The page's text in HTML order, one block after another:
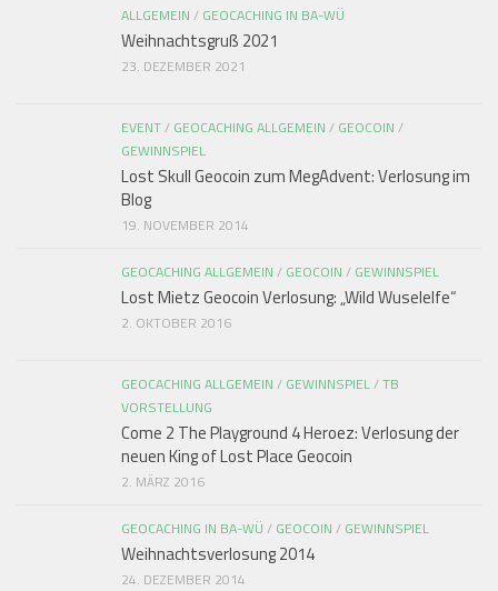
ALLGEMEIN / GEOCACHING IN BA-WÜ
Weihnachtsgruß 2021
23. DEZEMBER 2021
EVENT/ GEOCACHING ALLGEMEIN / GEOCOIN /
GEWINNSPIEL
Lost Skull Geocoin zum MegAdvent: Verlosung im
Blog
19. NOVEMBER 2014
GEOCACHING ALLGEMEIN / GEOCOIN / GEWINNSPIEL
Lost Mietz Geocoin Verlosung: „Wild Wuselelfe“
2. OKTOBER 2016
GEOCACHING ALLGEMEIN / GEWINNSPIEL/TB
VORSTELLUNG
Come 2 The Playground 4 Heroez: Verlosung der
neuen King of Lost Place Geocoin
2. MÄRZ 2016
GEOCACHING IN BA-WÜ / GEOCOIN / GEWINNSPIEL
Weihnachtsverlosung 2014
24. DEZEMBER 2014